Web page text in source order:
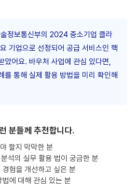
술정보통신부의 2024 중소기업 클라
기업으로 선정되어 공급 서비스인 핵
았어요. 바우처 사업에 관심 있다면,
를 통해 실제 활용 방법을 미리 확인해
분들께 추천합니다.
할지 막막한 분
석의 실무 활용 법이 궁금한 분
험을 개선하고 싶은 분
에 대해 관심 있는 분